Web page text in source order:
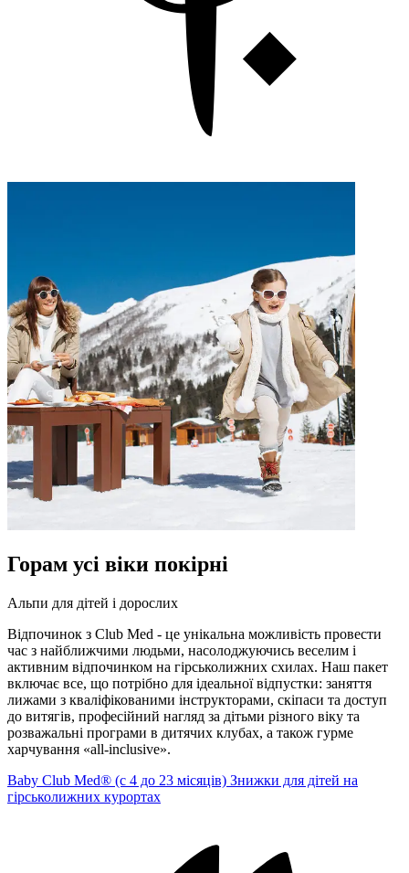
Горам усі віки покірні
Альпи для дітей і дорослих
Відпочинок з Club Med - це унікальна можливість провести
час з найближчими людьми, насолоджуючись веселим і
активним відпочинком на гірськолижних схилах. Наш пакет
включає все, що потрібно для ідеальної відпустки: заняття
лижами з кваліфікованими інструкторами, скіпаси та доступ
до витягів, професійний нагляд за дітьми різного віку та
розважальні програми в дитячих клубах, а також гурме
харчування «all-inclusive».
Baby Club Med® (с 4 до 23 місяців) Знижки для дітей на
гірськолижних курортах